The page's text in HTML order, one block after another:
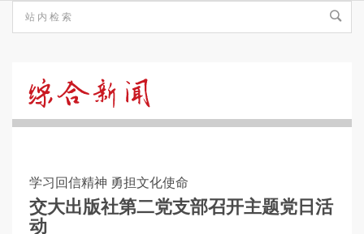
新
学习回信精神 勇担文化使命
交大出版社第二党支部召开主题党日活
动